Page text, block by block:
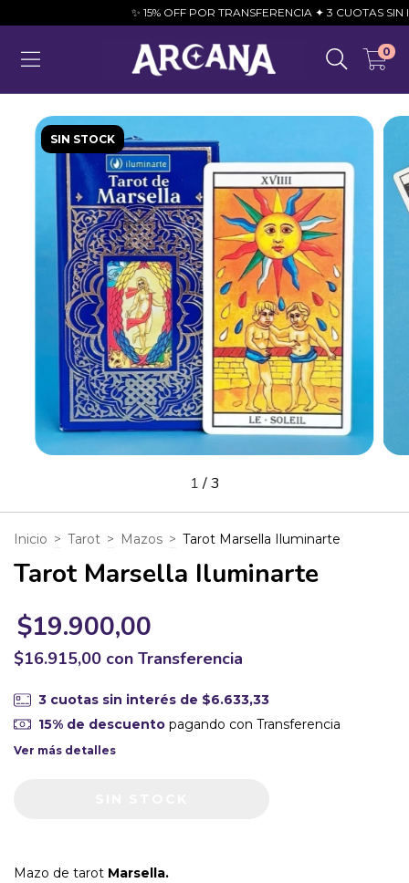
✨ 15% OFF POR TRANSFERENCIA ✦ 3 CUOTAS SIN
0
SIN STOCK
1/3
Inicio > Tarot > Mazos > Tarot Marsella Iluminarte
Tarot Marsella Iluminarte
$19.900,00
$16.915,00 con Transferencia
3 cuotas sin interés de $6.633,33
15% de descuentopagando con Transferencia
Ver más detalles
Mazo de tarot Marsella.